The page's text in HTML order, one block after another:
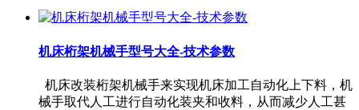
机床桁架机械手型号大全-技术参数
机床改装桁架机械手来实现机床加工自动化上下料，机
械手取代人工进行自动化装夹和收料，从而减少人工甚